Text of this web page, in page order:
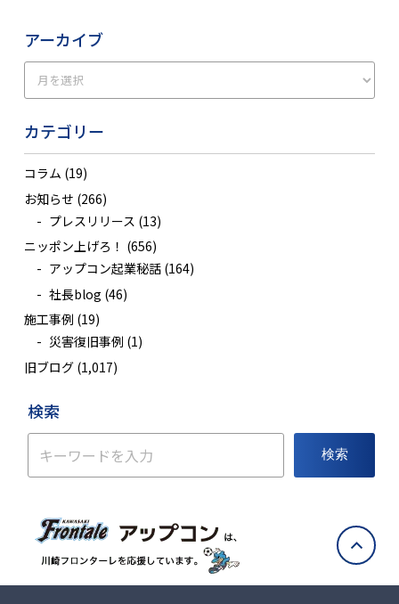
アーカイブ
カテゴリー
コラム (19)
お知らせ (266)
プレスリリース (13)
ニッポン上げろ！ (656)
アップコン起業秘話(164)
社長blog (46)
施工事例 (19)
災害復旧事例 (1)
旧ブログ(1,017)
検索
検索